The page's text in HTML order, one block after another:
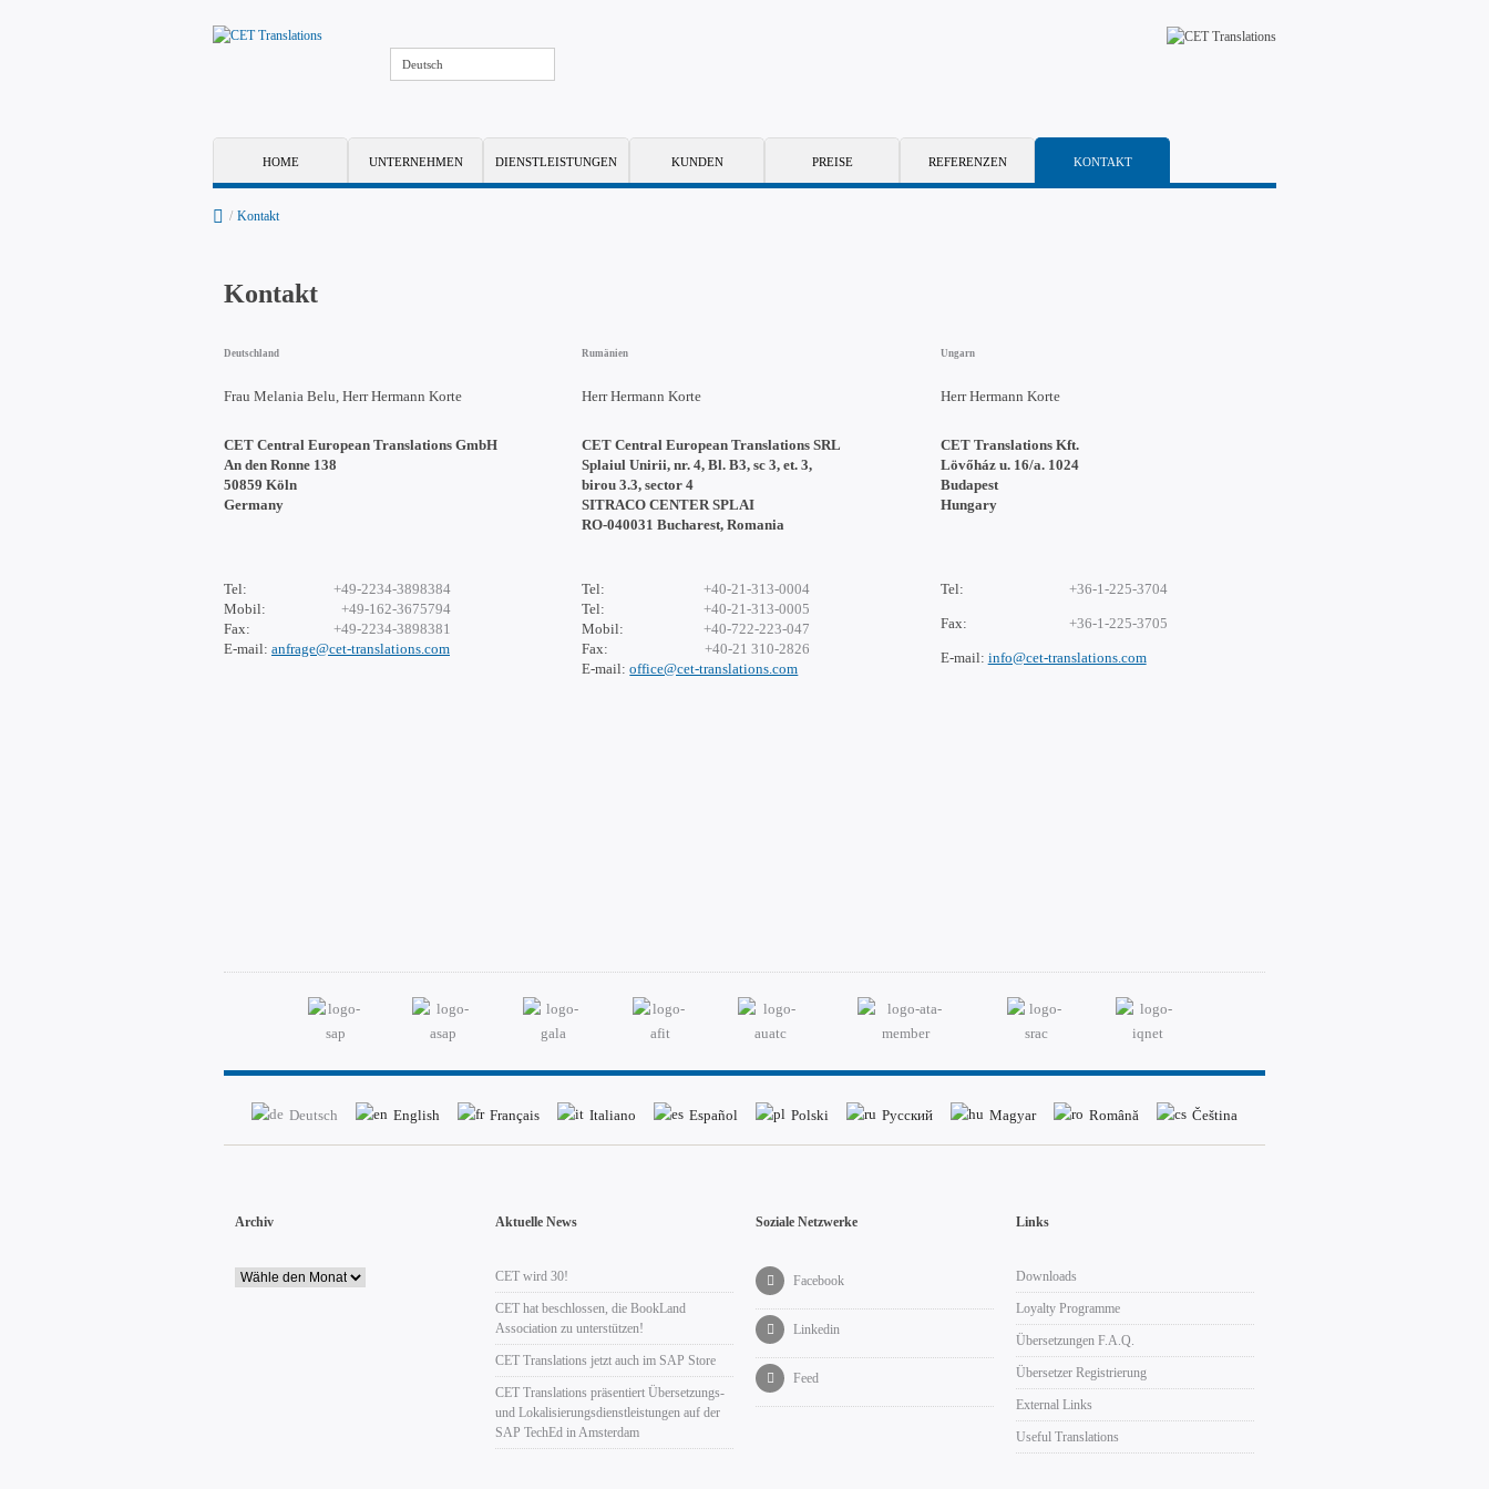
Deutsch
HOME UNTERNEHMEN DIENSTLEISTUNGEN KUNDEN PREISE REFERENZEN KONTAKT
/ Kontakt
Kontakt
Deutschland
Frau Melania Belu, Herr Hermann Korte
CET Central European Translations GmbH
An den Ronne 138
50859 Köln
Germany
+49-2234-3898384
Tel:
+49-162-3675794
Mobil:
+49-2234-3898381
Fax:
E-mail: anfrage@cet-translations.com
Rumänien
Herr Hermann Korte
CET Central European Translations SRL
Splaiul Unirii, nr. 4, Bl. B3, sc 3, et. 3,
birou 3.3, sector 4
SITRACO CENTER SPLAI
RO-040031 Bucharest, Romania
+40-21-313-0004
Tel:
+40-21-313-0005
Tel:
+40-722-223-047
Mobil:
+40-21 310-2826
Fax:
E-mail:office@cet-translations.com
Ungarn
Herr Hermann Korte
CET Translations Kft.
Lövőház u. 16/a. 1024
Budapest
Hungary
+36-1-225-3704
Tel:
+36-1-225-3705
Fax:
E-mail: info@cet-translations.com
Deutsch English Français Italiano Español Polski Русский Magyar Română Čeština
Archiv Aktuelle News
CET wird 30!
CET hat beschlossen, die BookLand
Association zu unterstützen!
CET Translations jetzt auch im SAP Store
CET Translations präsentiert Übersetzungs-
und Lokalisierungsdienstleistungen auf der
SAP TechEd in Amsterdam
Soziale Netzwerke
Facebook
Linkedin
Feed
Links
Downloads
Loyalty Programme
Übersetzungen F.A.Q.
Übersetzer Registrierung
External Links
Useful Translations